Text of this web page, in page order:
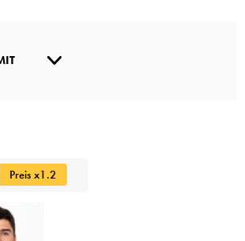
Preis x1.2